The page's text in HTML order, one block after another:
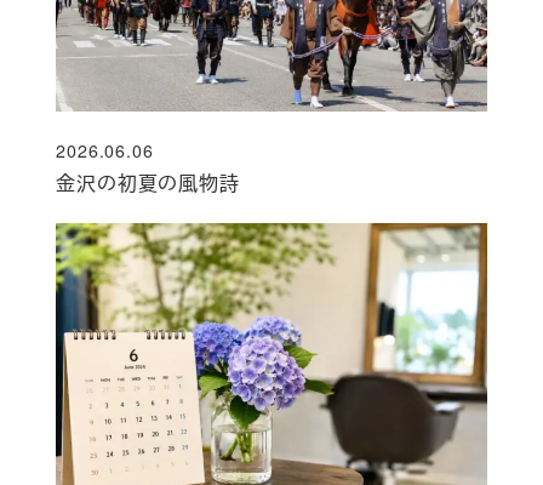
金沢の初夏の風物詩
投稿日
2026.06.06